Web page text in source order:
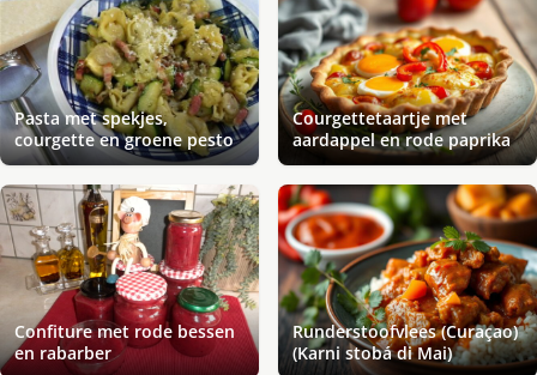
Pasta met spekjes,
courgette en groene pesto
Courgettetaartje met
aardappel en rode paprika
Confiture met rode bessen
en rabarber
Runderstoofvlees (Curaçao)
(Karni stobá di Mai)